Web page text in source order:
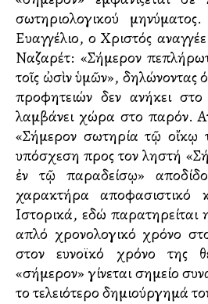
σωτηριολογικού
Ευαγγέλιο, ο Χριστός
Ναζαρέτ: «Σήμερον
τοῖς ὠσὶν ὑμῶν», δηλώνοντας
προφητειών δεν ανήκει στο
λαμβάνει χώρα στο παρόν.
«Σήμερον σωτηρία τῷ οἴκῳ
υπόσχεση προς τον ληστή
ἐν τῷ παραδείσῳ»
χαρακτήρα αποφασιστικό
Ιστορικά, εδώ
απλό χρονολογικό χρόνο
στον ευνοϊκό χρόνο της
«σήμερον» γίνεται σημείο
το τελειότερο δημιούργημά